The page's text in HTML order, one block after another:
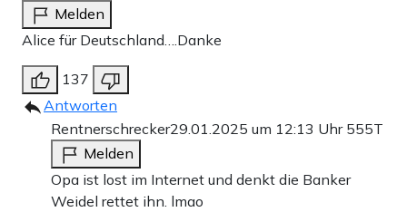
Melden
Alice für Deutschland….Danke
137
Antworten
Rentnerschrecker29.01.2025 um 12:13 Uhr 555T
Melden
Opa ist lost im Internet und denkt die Banker
Weidel rettet ihn. lmao